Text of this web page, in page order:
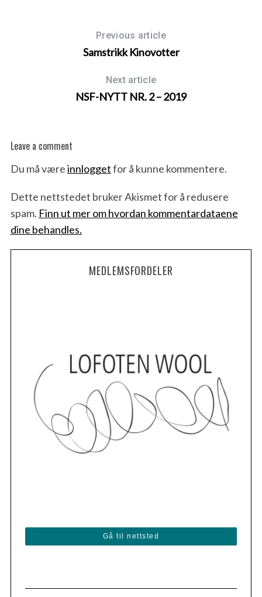
Previous article
Samstrikk Kinovotter
Next article
NSF-NYTT NR. 2 – 2019
Leave a comment
Du må væreinnloggetfor å kunne kommentere.
Dette nettstedet bruker Akismet for å redusere
spam. Finn ut mer om hvordan kommentardataene
dine behandles.
MEDLEMSFORDELER
Gå til nettsted